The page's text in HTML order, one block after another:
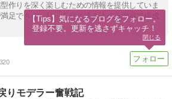
作りを深く楽しむための情報を提供していま
足できる、じっくりと読み込める内容で構成
320
りモデラー奮戦記
【Tips】気になるブログをフォロー。
登録不要。更新を逃さずキャッチ！
閉じる